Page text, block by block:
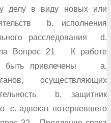
делу в виду новых или
b. исполнения
расследования d.
Вопрос 21 К работе
быть привлечены a.
осуществляющих
b. защитник
c. адвокат потерпевшего